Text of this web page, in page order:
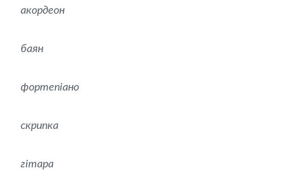
акордеон
баян
фортепіано
скрипка
гітара